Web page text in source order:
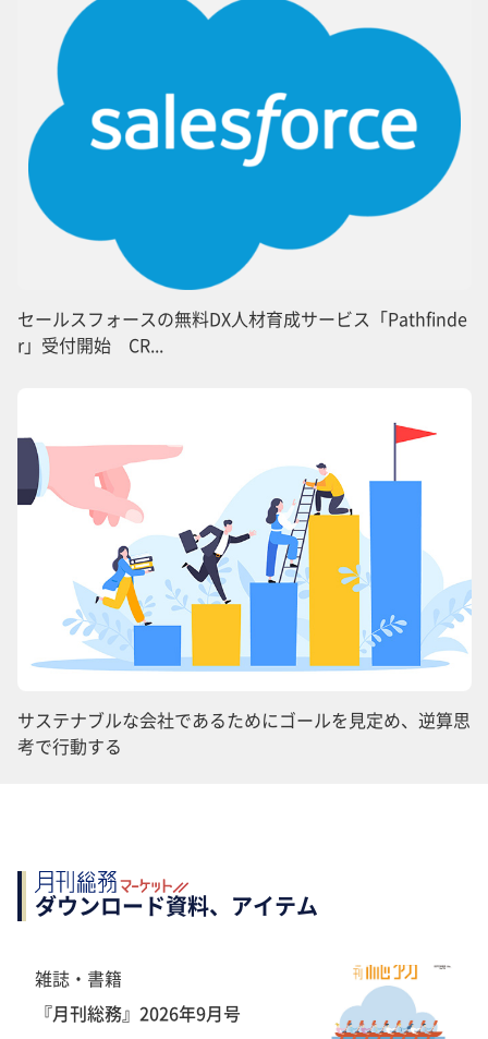
セールスフォースの無料DX人材育成サービス「Pathfinde
r」受付開始 CR...
サステナブルな会社であるためにゴールを見定め、逆算思
考で行動する
ダウンロード資料、アイテム
雑誌・書籍
『月刊総務』2026年9月号